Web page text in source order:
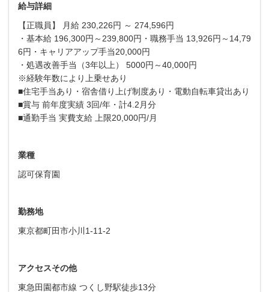
給与詳細
【正職員】 月給 230,226円 ～ 274,596円
・基本給 196,300円～239,800円・職務手当 13,926円～14,79
6円・キャリアアップ手当20,000円
・処遇改善手当（3年以上） 5000円～40,000円
※経験年数により上乗せあり
■住宅手当あり・宿舎借り上げ制度あり・電動自転車貸出あり
■賞与 前年度実績 3回/年・計4.2月分
■通勤手当 実費支給 上限20,000円/月
業種
認可保育園
勤務地
東京都町田市小川1-11-2
アクセスその他
東急田園都市線 つくし野駅徒歩13分